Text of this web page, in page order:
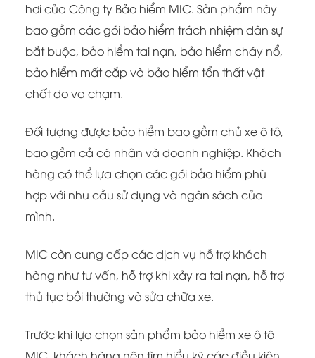
hơi của Công ty Bảo hiểm MIC. Sản phẩm này
bao gồm các gói bảo hiểm trách nhiệm dân sự
bắt buộc, bảo hiểm tai nạn, bảo hiểm cháy nổ,
bảo hiểm mất cắp và bảo hiểm tổn thất vật
chất do va chạm.
Đối tượng được bảo hiểm bao gồm chủ xe ô tô,
bao gồm cả cá nhân và doanh nghiệp. Khách
hàng có thể lựa chọn các gói bảo hiểm phù
hợp với nhu cầu sử dụng và ngân sách của
mình.
MIC còn cung cấp các dịch vụ hỗ trợ khách
hàng như tư vấn, hỗ trợ khi xảy ra tai nạn, hỗ trợ
thủ tục bồi thường và sửa chữa xe.
Trước khi lựa chọn sản phẩm bảo hiểm xe ô tô